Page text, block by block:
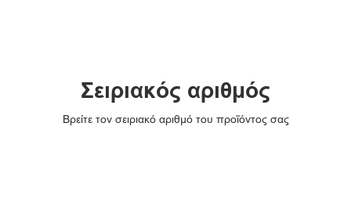
Σειριακός αριθμός
Βρείτε τον σειριακό αριθμό του προϊόντος σας